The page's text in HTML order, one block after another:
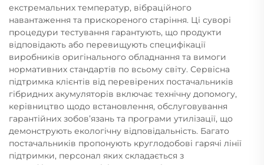
екстремальних температур, вібраційного
навантаження та прискореного старіння. Ці суворі
процедури тестування гарантують, що продукти
відповідають або перевищують специфікації
виробників оригінального обладнання та вимоги
нормативних стандартів по всьому світу. Сервісна
підтримка клієнтів від перевірених постачальників
гібридних акумуляторів включає технічну допомогу,
керівництво щодо встановлення, обслуговування
гарантійних зобов’язань та програми утилізації, що
демонструють екологічну відповідальність. Багато
постачальників пропонують круглодобові гарячі лінії
підтримки, персонал яких складається з